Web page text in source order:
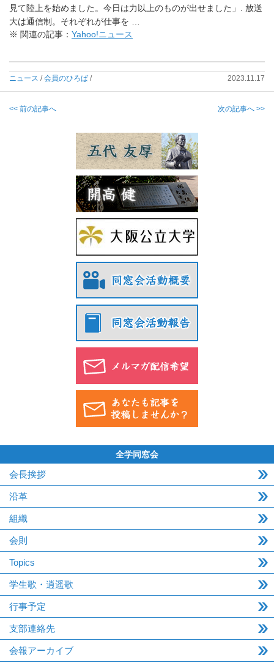
見て陸上を始めました。 今日は力以上のものが出せました」. 放送
大は通信制。それぞれが仕事を …
※ 関連の記事： Yahoo!ニュース
ニュース /会員のひろば / 2023.11.17
<< 前の記事へ 次の記事へ >>
全学同窓会
会長挨拶
沿革
組織
会則
Topics
学生歌・逍遥歌
行事予定
支部連絡先
会報アーカイブ